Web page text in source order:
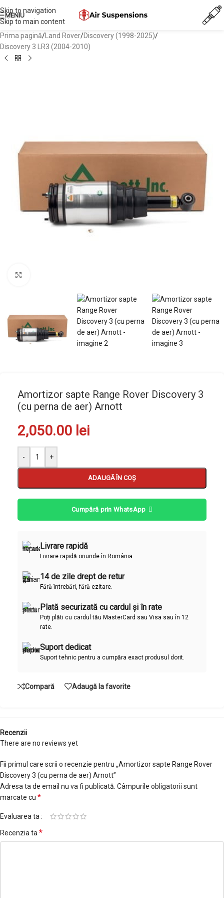
Skip to navigation
Skip to main content
MENIU
Prima pagină/ Land Rover/Discovery (1998-2025)/
Discovery 3 LR3 (2004-2010)
Amortizor sapte Range Rover Discovery 3
(cu perna de aer) Arnott
2,050.00 lei
- +
ADAUGĂ ÎN COȘ
Cumpără prin WhatsApp
Livrare rapidă
Livrare rapidă oriunde în România.
14 de zile drept de retur
Fără întrebări, fără ezitare.
Plată securizată cu cardul și în rate
Poți plăti cu cardul tău MasterCard sau Visa sau în 12
rate.
Suport dedicat
Suport tehnic pentru a cumpăra exact produsul dorit.
Compară Adaugă la favorite
Recenzii
There are no reviews yet
Fii primul care scrii o recenzie pentru „Amortizor sapte Range Rover
Discovery 3 (cu perna de aer) Arnott”
Adresa ta de email nu va fi publicată. Câmpurile obligatorii sunt
marcate cu *
Evaluarea ta
Recenzia ta*